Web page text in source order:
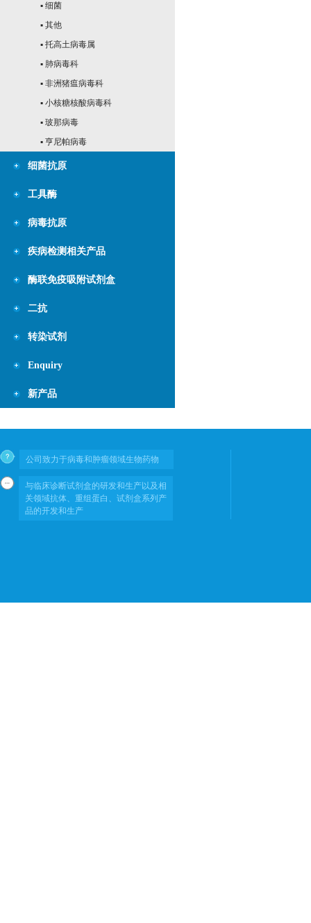
▪ 细菌
▪ 其他
▪ 托高土病毒属
▪ 肺病毒科
▪ 非洲猪瘟病毒科
▪ 小核糖核酸病毒科
▪ 玻那病毒
▪ 亨尼帕病毒
细菌抗原
工具酶
病毒抗原
疾病检测相关产品
酶联免疫吸附试剂盒
二抗
转染试剂
Enquiry
新产品
公司致力于病毒和肿瘤领域生物药物
与临床诊断试剂盒的研发和生产以及相
关领域抗体、重组蛋白、试剂盒系列产
品的开发和生产